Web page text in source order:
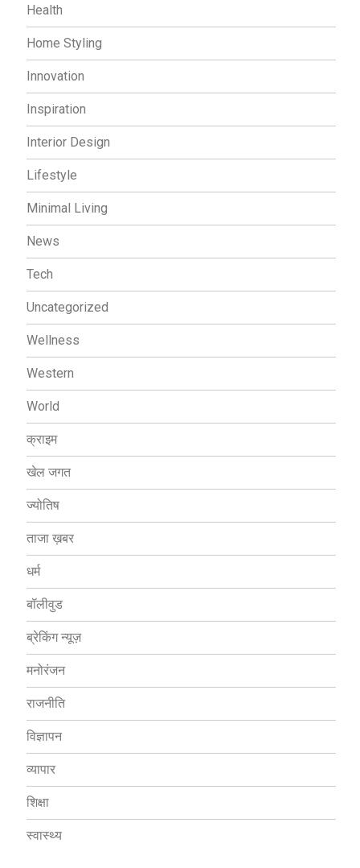
Health
Home Styling
Innovation
Inspiration
Interior Design
Lifestyle
Minimal Living
News
Tech
Uncategorized
Wellness
Western
World
क्राइम
खेल जगत
ज्योतिष
ताजा ख़बर
धर्म
बॉलीवुड
ब्रेकिंग न्यूज़
मनोरंजन
राजनीति
विज्ञापन
व्यापार
शिक्षा
स्वास्थ्य